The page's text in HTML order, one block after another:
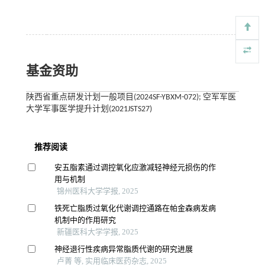
基金资助
陕西省重点研发计划一般项目(2024SF-YBXM-072); 空军军医
大学军事医学提升计划(2021JSTS27)